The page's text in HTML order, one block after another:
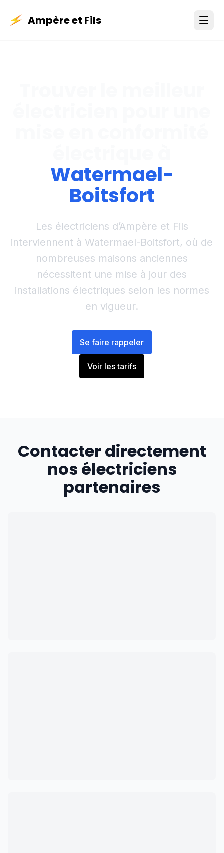
Ampère et Fils
Watermael-
Boitsfort
Les électriciens d’Ampère et Fils
interviennent à Watermael-Boitsfort, où de
nombreuses maisons anciennes
nécessitent une mise à jour des
installations électriques selon les normes
en vigueur.
Se faire rappeler
Voir les tarifs
Contacter directement
nos électriciens
partenaires